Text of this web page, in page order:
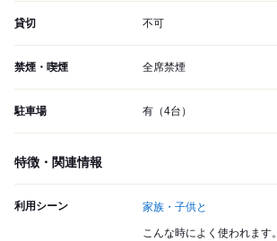
貸切 不可
禁煙・喫煙 全席禁煙
駐車場 有（4台）
特徴・関連情報
利用シーン 家族・子供と
こんな時によく使われます。